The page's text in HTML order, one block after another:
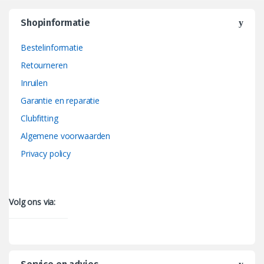
Shopinformatie
Bestelinformatie
Retourneren
Inruilen
Garantie en reparatie
Clubfitting
Algemene voorwaarden
Privacy policy
Volg ons via: